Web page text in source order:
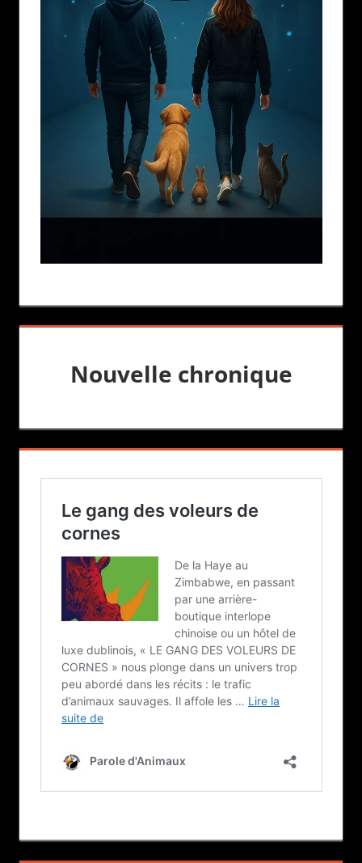
Nouvelle chronique